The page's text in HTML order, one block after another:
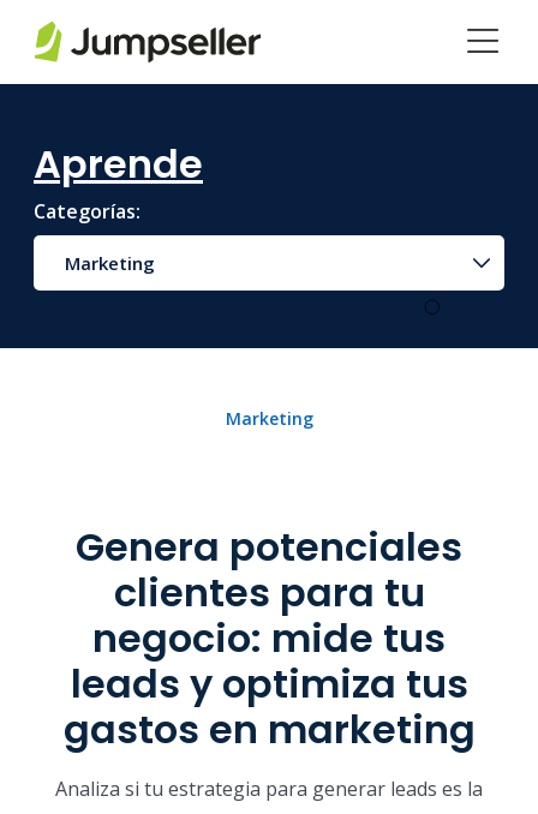
Aprende
Categorías:
Marketing
Marketing
Genera potenciales
clientes para tu
negocio: mide tus
leads y optimiza tus
gastos en marketing
Analiza si tu estrategia para generar leads es la